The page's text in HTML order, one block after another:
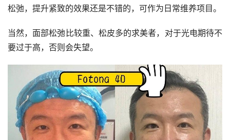
松弛，提升紧致的效果还是不错的，可作为日常维养项目。
当然，面部松弛比较重、松皮多的求美者，对于光电期待不
要过于高，否则会失望。